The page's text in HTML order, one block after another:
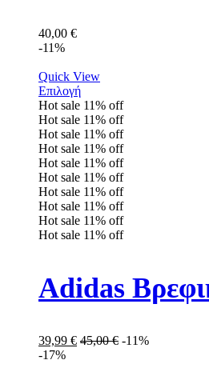
40,00 €
-11%
Quick View
Επιλογή
Hot sale 11% off
Hot sale 11% off
Hot sale 11% off
Hot sale 11% off
Hot sale 11% off
Hot sale 11% off
Hot sale 11% off
Hot sale 11% off
Hot sale 11% off
Hot sale 11% off
Adidas
39,99 € 45,00€ -11%
-17%